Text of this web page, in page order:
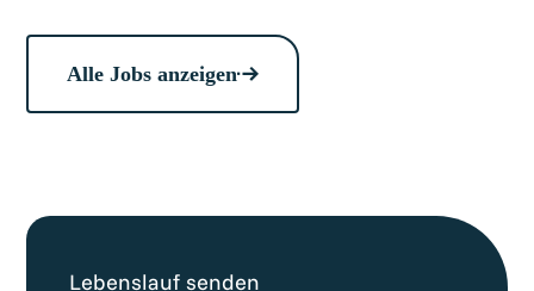
Alle Jobs anzeigen
Lebenslauf senden